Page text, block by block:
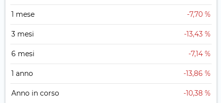
1 mese -7,70 %
3 mesi -13,43 %
6 mesi -7,14 %
1 anno -13,86 %
Anno in corso -10,38 %